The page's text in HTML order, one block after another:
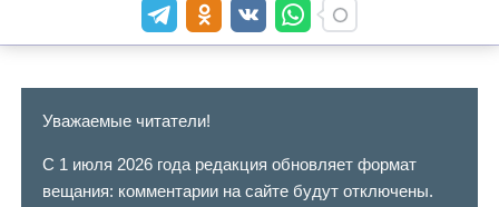
Уважаемые читатели!
С 1 июля 2026 года редакция обновляет формат
вещания: комментарии на сайте будут отключены.